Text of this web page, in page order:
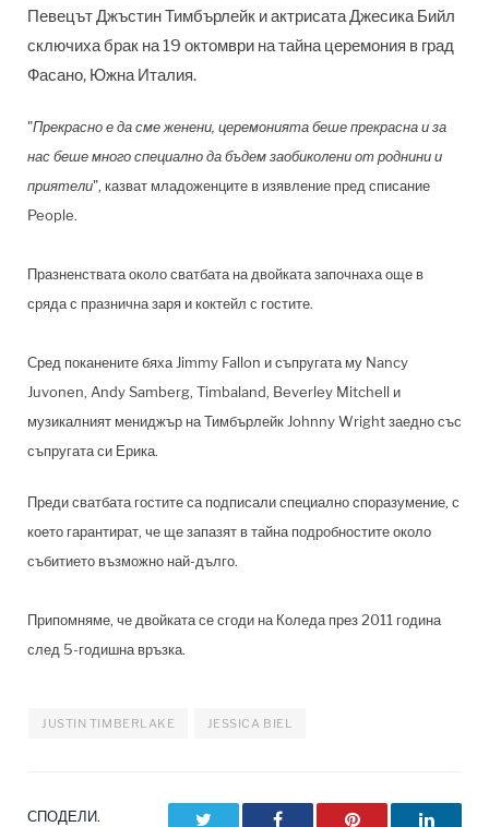
Певецът Джъстин Тимбърлейк и актрисата Джесика Бийл
сключиха брак на 19 октомври на тайна церемония в град
Фасано, Южна Италия.
"Прекрасно е да сме женени, церемонията беше прекрасна и за
нас беше много специално да бъдем заобиколени от роднини и
приятели", казват младоженците в изявление пред списание
People.
Празненствата около сватбата на двойката започнаха още в
сряда с празнична заря и коктейл с гостите.
Сред поканените бяха Jimmy Fallon и съпругата му Nancy
Juvonen, Andy Samberg, Timbaland, Beverley Mitchell и
музикалният мениджър на Тимбърлейк Johnny Wright заедно със
съпругата си Ерика.
Преди сватбата гостите са подписали специално споразумение, с
което гарантират, че ще запазят в тайна подробностите около
събитието възможно най-дълго.
Припомняме, че двойката се сгоди на Коледа през 2011 година
след 5-годишна връзка.
JUSTIN TIMBERLAKE JESSICA BIEL
СПОДЕЛИ. Facebook Pinterest